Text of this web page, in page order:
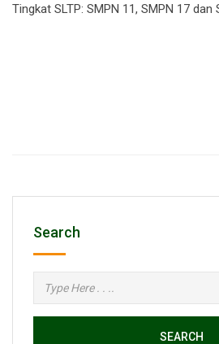
Tingkat SLTP: SMPN 11, SMPN 17 dan
Search
SEARCH